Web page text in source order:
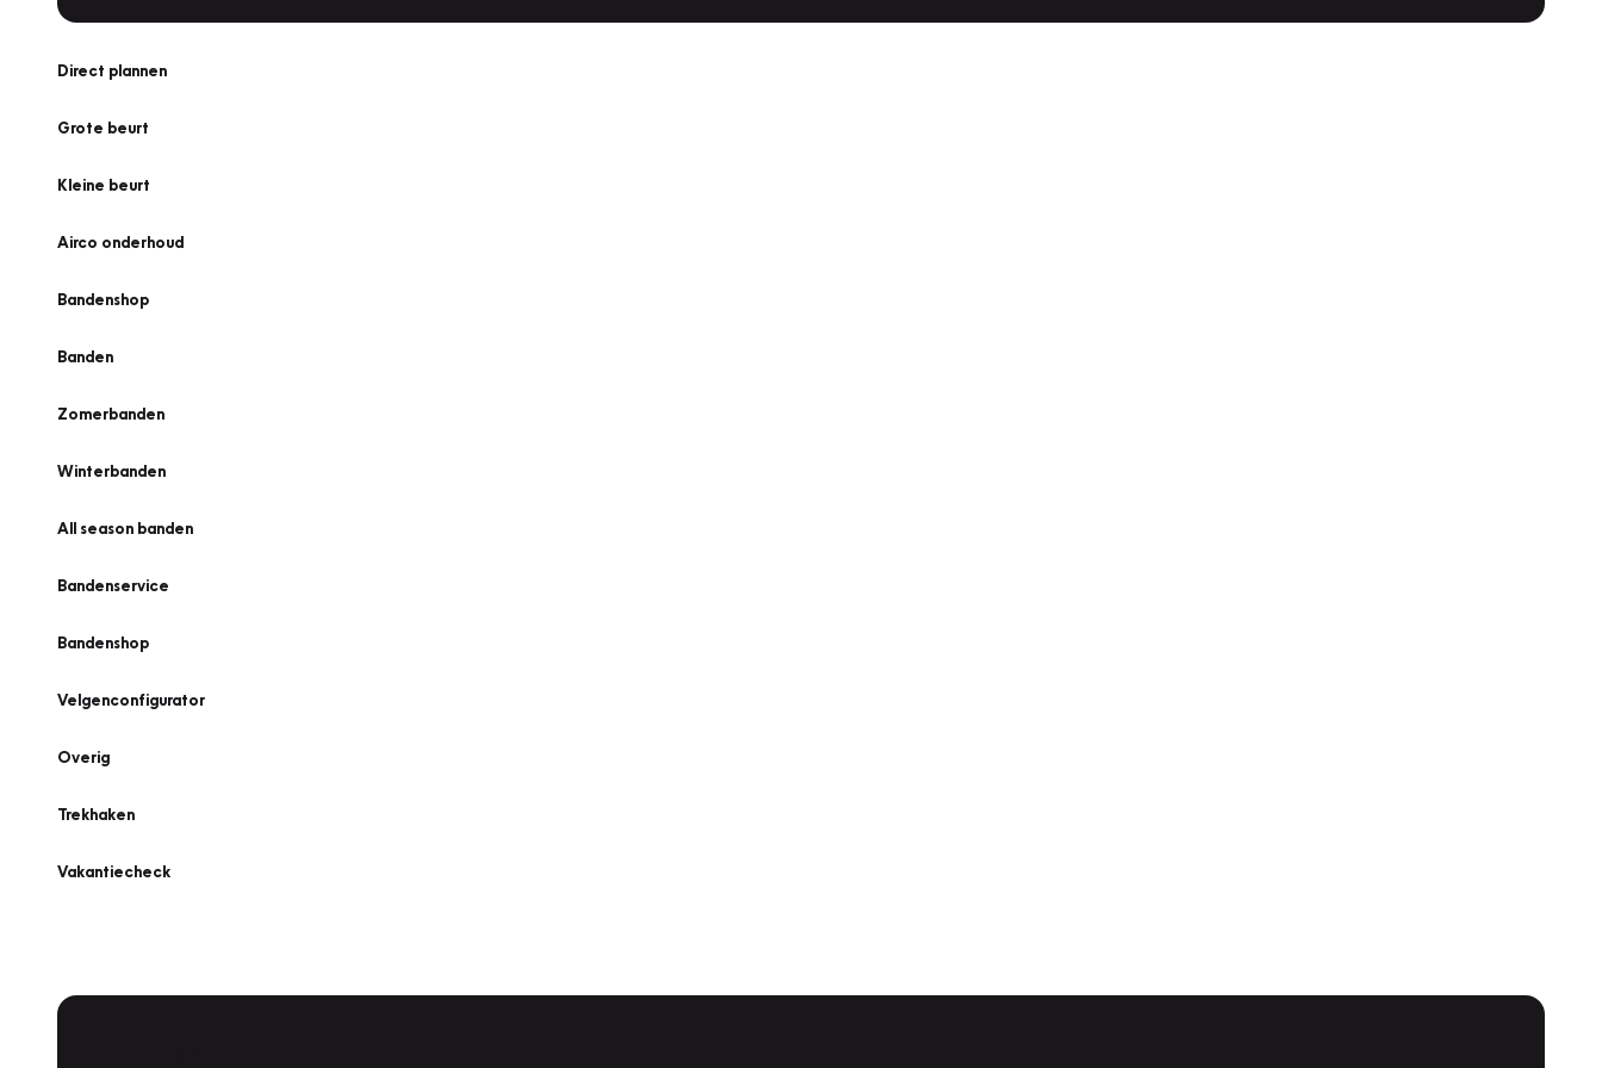
Direct plannen
Grote beurt
Kleine beurt
Airco onderhoud
Bandenshop
Banden
Zomerbanden
Winterbanden
All season banden
Bandenservice
Bandenshop
Velgenconfigurator
Overig
Trekhaken
Vakantiecheck